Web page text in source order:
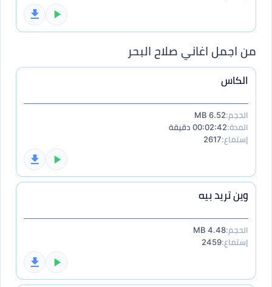
من اجمل اغاني صلاح البحر
الكاس
الحجم:6.52 MB
المدة:00:02:42 دقيقة
إستماع:2617
وين تريد بيه
الحجم:4.48 MB
إستماع:2459